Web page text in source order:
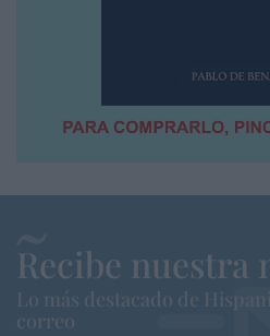
Recibe nuestra
Lo más destacado de
correo